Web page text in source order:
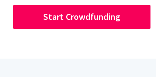
Start Crowdfunding